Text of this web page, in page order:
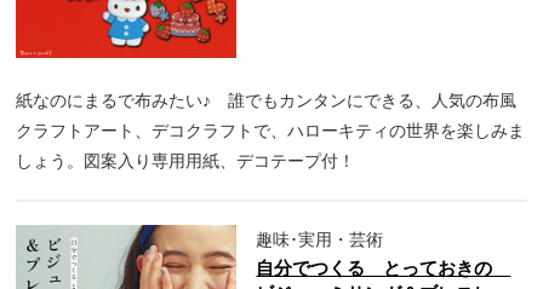
紙なのにまるで布みたい♪ 誰でもカンタンにできる、人気の布風
クラフトアート、デコクラフトで、ハローキティの世界を楽しみま
しょう。図案入り専用用紙、デコテープ付！
趣味･実用・芸術
自分でつくる とっておきの